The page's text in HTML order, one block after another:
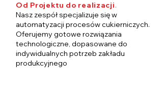
Od Projektu do realizacji.
Nasz zespół specjalizuje się w
automatyzacji procesów cukierniczych.
Oferujemy gotowe rozwiązania
technologiczne, dopasowane do
indywidualnych potrzeb zakładu
produkcyjnego